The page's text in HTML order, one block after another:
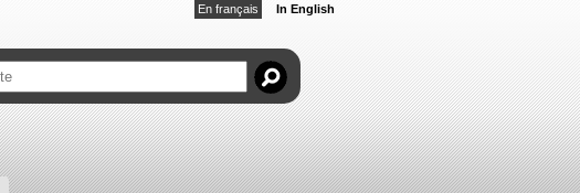
En français In English